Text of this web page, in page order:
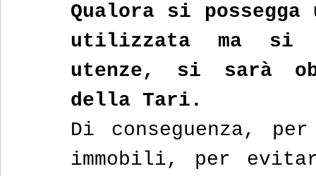
Qualora si possegga
utilizzata ma si
utenze, si sarà
della Tari.
Di conseguenza,
immobili, per